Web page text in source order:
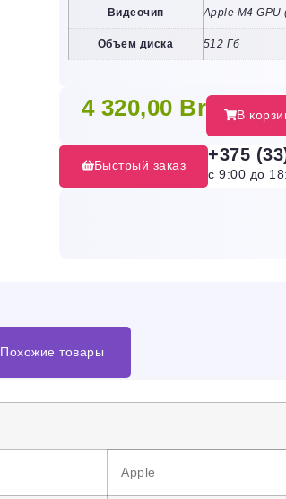
Видеочип Apple M4 GPU
Объем диска 512 Гб
4 320,00 Br В
Быстрый заказ
+375
с 9:00 до
Похожие товары
Apple